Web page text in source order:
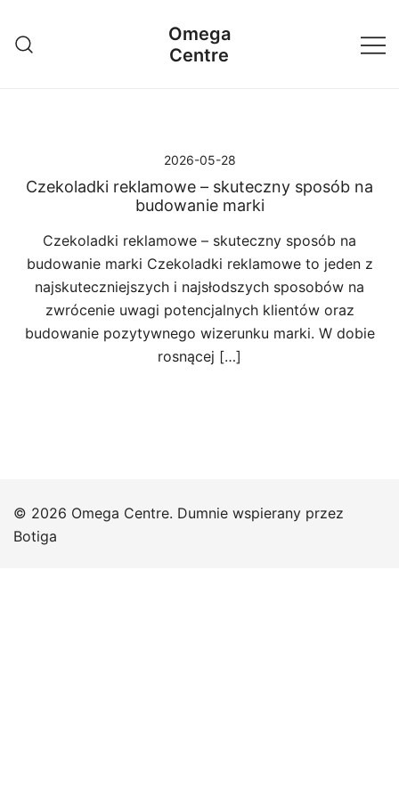
treści
Omega
Centre
2026-05-28
Czekoladki reklamowe – skuteczny sposób na
budowanie marki
Czekoladki reklamowe – skuteczny sposób na
budowanie marki Czekoladki reklamowe to jeden z
najskuteczniejszych i najsłodszych sposobów na
zwrócenie uwagi potencjalnych klientów oraz
budowanie pozytywnego wizerunku marki. W dobie
rosnącej […]
© 2026 Omega Centre. Dumnie wspierany przez
Botiga